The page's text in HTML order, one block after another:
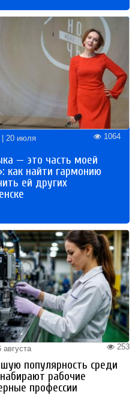
20 июля 1064
— это часть моей
как найти гармонию
ей других
253
популярность среди
рабочие
профессии